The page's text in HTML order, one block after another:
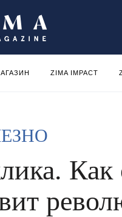
ZIMA IMPACT
Как